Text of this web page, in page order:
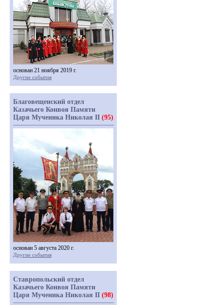
основан 21 ноября 2019 г.
Другие события
Благовещенский отдел
Казачьего Конвоя Памяти
Царя Мученика Николая II (95)
основан 5 августа 2020 г.
Другие события
Ставропольский отдел
Казачьего Конвоя Памяти
Царя Мученика Николая II (98)